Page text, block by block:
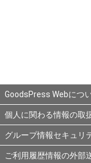
GoodsPress Webにつ
個人に関わる情報の取
グループ情報セキュリ
ご利用履歴情報の外部